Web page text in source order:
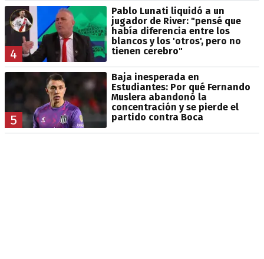
4
Pablo Lunati liquidó a un
jugador de River: "pensé que
había diferencia entre los
blancos y los 'otros', pero no
tienen cerebro"
5
Baja inesperada en
Estudiantes: Por qué Fernando
Muslera abandonó la
concentración y se pierde el
partido contra Boca